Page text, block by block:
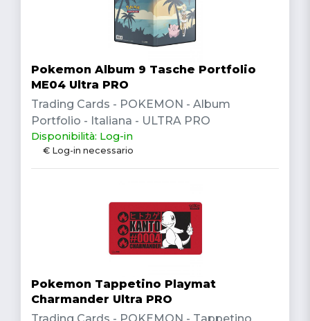
Pokemon Album 9 Tasche Portfolio
ME04 Ultra PRO
Trading Cards - POKEMON - Album
Portfolio - Italiana - ULTRA PRO
Disponibilità: Log-in
€ Log-in necessario
Pokemon Tappetino Playmat
Charmander Ultra PRO